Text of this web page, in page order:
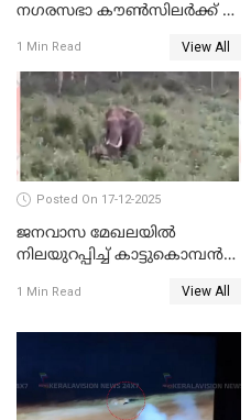
നഗരസഭാ കൗൺസിലർക്ക് 36
1 Min Read View All
Posted On 17-12-2025
ജനവാസ മേഖലയില്‍
നിലയുറപ്പിച്ച് കാട്ടുകൊമ്പന്‍
1 Min Read View All